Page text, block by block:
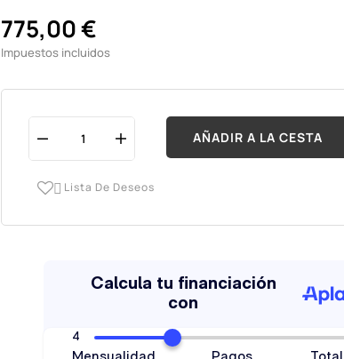
775,00 €
Impuestos incluidos
AÑADIR A LA CESTA
 Lista De Deseos